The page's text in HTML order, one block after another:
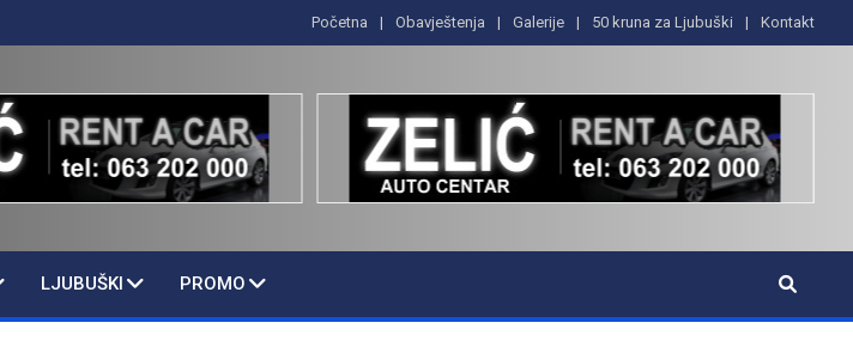
Početna Obavještenja Galerije 50 kruna za Ljubuški Kontakt
LJUBUŠKI PROMO